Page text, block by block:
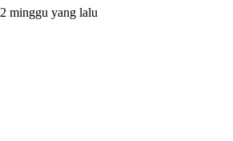
2 minggu yang lalu